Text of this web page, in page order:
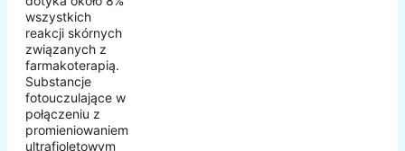
wszystkich
reakcji skórnych
związanych z
farmakoterapią.
Substancje
fotouczulające w
połączeniu z
promieniowaniem
ultrafioletowym